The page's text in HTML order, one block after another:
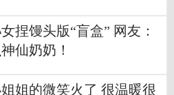
捏馒头版“盲盒” 网友：
仙奶奶！
姐的微笑火了 很温暖很